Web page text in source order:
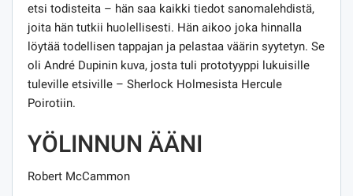
etsi todisteita – hän saa kaikki tiedot sanomalehdistä,
joita hän tutkii huolellisesti. Hän aikoo joka hinnalla
löytää todellisen tappajan ja pelastaa väärin syytetyn. Se
oli André Dupinin kuva, josta tuli prototyyppi lukuisille
tuleville etsiville – Sherlock Holmesista Hercule
Poirotiin.
YÖLINNUN ÄÄNI
Robert McCammon